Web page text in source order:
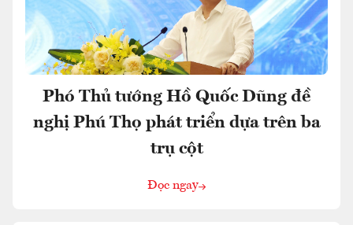
Phó Thủ tướng Hồ Quốc Dũng đề
nghị Phú Thọ phát triển dựa trên ba
trụ cột
Đọc ngay